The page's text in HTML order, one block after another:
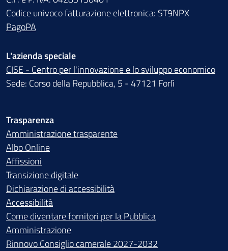
Codice univoco fatturazione elettronica: ST9NPX
PagoPA
L'azienda speciale
CISE - Centro per l'innovazione e lo sviluppo economico
Sede: Corso della Repubblica, 5 - 47121 Forlì
Trasparenza
Amministrazione trasparente
Albo Online
Affissioni
Transizione digitale
Dichiarazione di accessibilità
Accessibilità
Come diventare fornitori per la Pubblica
Amministrazione
Rinnovo Consiglio camerale 2027-2032